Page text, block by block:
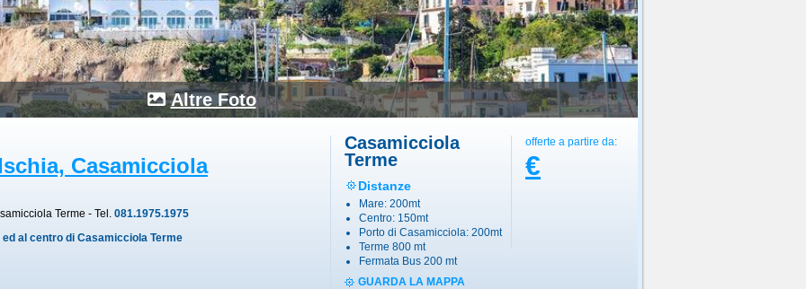
Altre Foto
Casamicciola
Terme - Tel. 081.1975.1975
al centro di Casamicciola Terme
offerte a partire da:
€
Casamicciola
Terme
Distanze
Mare: 200mt
Centro: 150mt
Porto di Casamicciola: 200mt
Terme 800 mt
Fermata Bus 200 mt
GUARDA LA MAPPA